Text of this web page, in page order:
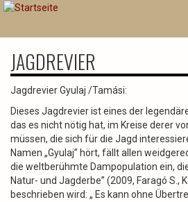
Direkt
JAGDREVIER
Jagdrevier Gyulaj /Tamási:
Dieses Jagdrevier ist eines der
das es nicht nötig hat, im Kreise derer
müssen, die sich für die Jagd
Namen „Gyulaj” hört, fällt allen
die weltberühmte Dampopulation ein,
Natur- und Jagderbe” (2009, Faragó S.,
beschrieben wird: „ Es kann ohne